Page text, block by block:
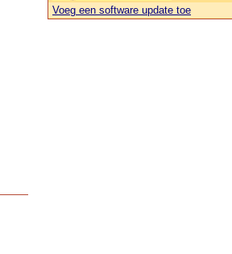
Voeg een software update toe